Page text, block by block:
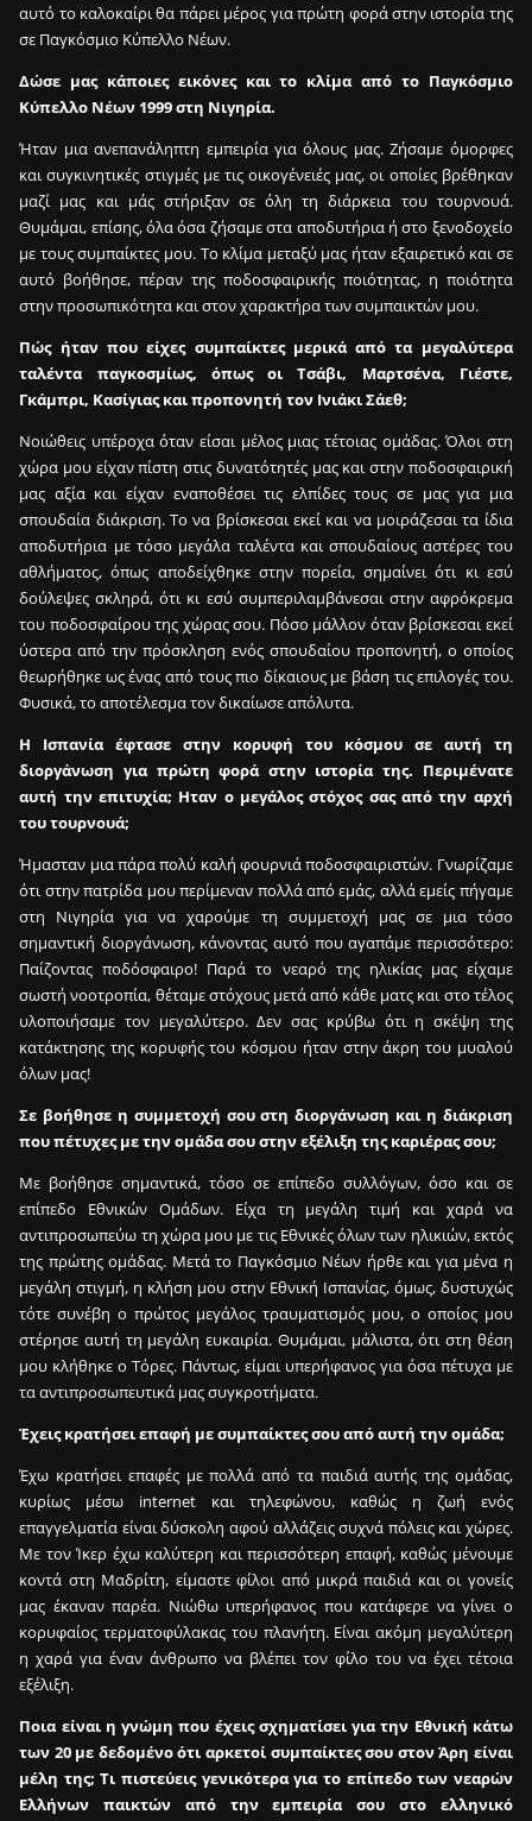
αυτό το καλοκαίρι θα πάρει μέρος για πρώτη φορά στην ιστορία της
σε Παγκόσμιο Κύπελλο Νέων.
Δώσε μας κάποιες εικόνες και το κλίμα από το Παγκόσμιο
Κύπελλο Νέων 1999 στη Νιγηρία.
Ήταν μια ανεπανάληπτη εμπειρία για όλους μας. Ζήσαμε όμορφες
και συγκινητικές στιγμές με τις οικογένειές μας, οι οποίες βρέθηκαν
μαζί μας και μάς στήριξαν σε όλη τη διάρκεια του τουρνουά.
Θυμάμαι, επίσης, όλα όσα ζήσαμε στα αποδυτήρια ή στο ξενοδοχείο
με τους συμπαίκτες μου. Το κλίμα μεταξύ μας ήταν εξαιρετικό και σε
αυτό βοήθησε, πέραν της ποδοσφαιρικής ποιότητας, η ποιότητα
στην προσωπικότητα και στον χαρακτήρα των συμπαικτών μου.
Πώς ήταν που είχες συμπαίκτες μερικά από τα μεγαλύτερα
ταλέντα παγκοσμίως, όπως οι Τσάβι, Μαρτσένα, Γιέστε,
Γκάμπρι, Κασίγιας και προπονητή τον Ινιάκι Σάεθ;
Νοιώθεις υπέροχα όταν είσαι μέλος μιας τέτοιας ομάδας. Όλοι στη
χώρα μου είχαν πίστη στις δυνατότητές μας και στην ποδοσφαιρική
μας αξία και είχαν εναποθέσει τις ελπίδες τους σε μας για μια
σπουδαία διάκριση. Το να βρίσκεσαι εκεί και να μοιράζεσαι τα ίδια
αποδυτήρια με τόσο μεγάλα ταλέντα και σπουδαίους αστέρες του
αθλήματος, όπως αποδείχθηκε στην πορεία, σημαίνει ότι κι εσύ
δούλεψες σκληρά, ότι κι εσύ συμπεριλαμβάνεσαι στην αφρόκρεμα
του ποδοσφαίρου της χώρας σου. Πόσο μάλλον όταν βρίσκεσαι εκεί
ύστερα από την πρόσκληση ενός σπουδαίου προπονητή, ο οποίος
θεωρήθηκε ως ένας από τους πιο δίκαιους με βάση τις επιλογές του.
Φυσικά, το αποτέλεσμα τον δικαίωσε απόλυτα.
Η Ισπανία έφτασε στην κορυφή του κόσμου σε αυτή τη
διοργάνωση για πρώτη φορά στην ιστορία της. Περιμένατε
αυτή την επιτυχία; Ηταν ο μεγάλος στόχος σας από την αρχή
του τουρνουά;
Ήμασταν μια πάρα πολύ καλή φουρνιά ποδοσφαιριστών. Γνωρίζαμε
ότι στην πατρίδα μου περίμεναν πολλά από εμάς, αλλά εμείς πήγαμε
στη Νιγηρία για να χαρούμε τη συμμετοχή μας σε μια τόσο
σημαντική διοργάνωση, κάνοντας αυτό που αγαπάμε περισσότερο:
Παίζοντας ποδόσφαιρο! Παρά το νεαρό της ηλικίας μας είχαμε
σωστή νοοτροπία, θέταμε στόχους μετά από κάθε ματς και στο τέλος
υλοποιήσαμε τον μεγαλύτερο. Δεν σας κρύβω ότι η σκέψη της
κατάκτησης της κορυφής του κόσμου ήταν στην άκρη του μυαλού
όλων μας!
Σε βοήθησε η συμμετοχή σου στη διοργάνωση και η διάκριση
που πέτυχες με την ομάδα σου στην εξέλιξη της καριέρας σου;
Με βοήθησε σημαντικά, τόσο σε επίπεδο συλλόγων, όσο και σε
επίπεδο Εθνικών Ομάδων. Είχα τη μεγάλη τιμή και χαρά να
αντιπροσωπεύω τη χώρα μου με τις Εθνικές όλων των ηλικιών, εκτός
της πρώτης ομάδας. Μετά το Παγκόσμιο Νέων ήρθε και για μένα η
μεγάλη στιγμή, η κλήση μου στην Εθνική Ισπανίας, όμως, δυστυχώς
τότε συνέβη ο πρώτος μεγάλος τραυματισμός μου, ο οποίος μου
στέρησε αυτή τη μεγάλη ευκαιρία. Θυμάμαι, μάλιστα, ότι στη θέση
μου κλήθηκε ο Τόρες. Πάντως, είμαι υπερήφανος για όσα πέτυχα με
τα αντιπροσωπευτικά μας συγκροτήματα.
Έχεις κρατήσει επαφή με συμπαίκτες σου από αυτή την ομάδα;
Έχω κρατήσει επαφές με πολλά από τα παιδιά αυτής της ομάδας,
κυρίως μέσω internet και τηλεφώνου, καθώς η ζωή ενός
επαγγελματία είναι δύσκολη αφού αλλάζεις συχνά πόλεις και χώρες.
Με τον Ίκερ έχω καλύτερη και περισσότερη επαφή, καθώς μένουμε
κοντά στη Μαδρίτη, είμαστε φίλοι από μικρά παιδιά και οι γονείς
μας έκαναν παρέα. Νιώθω υπερήφανος που κατάφερε να γίνει ο
κορυφαίος τερματοφύλακας του πλανήτη. Είναι ακόμη μεγαλύτερη
η χαρά για έναν άνθρωπο να βλέπει τον φίλο του να έχει τέτοια
εξέλιξη.
Ποια είναι η γνώμη που έχεις σχηματίσει για την Εθνική κάτω
των 20 με δεδομένο ότι αρκετοί συμπαίκτες σου στον Άρη είναι
μέλη της; Τι πιστεύεις γενικότερα για το επίπεδο των νεαρών
Ελλήνων παικτών από την εμπειρία σου στο ελληνικό